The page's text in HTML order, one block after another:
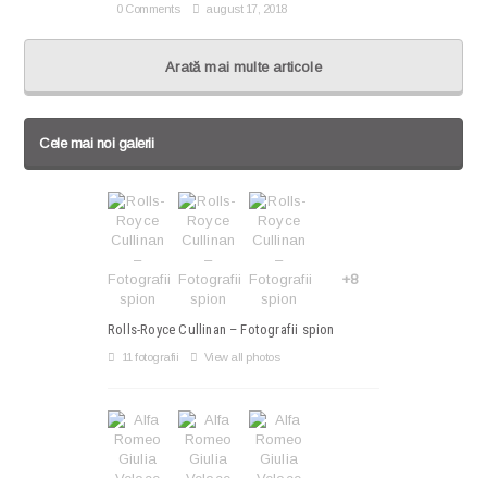
0 Comments august 17, 2018
Arată mai multe articole
Cele mai noi galerii
+8
Rolls-Royce Cullinan – Fotografii spion
11 fotografii View all photos